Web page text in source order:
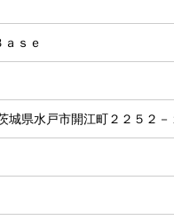
ａｓｅ
県水戸市開江町２２５２－